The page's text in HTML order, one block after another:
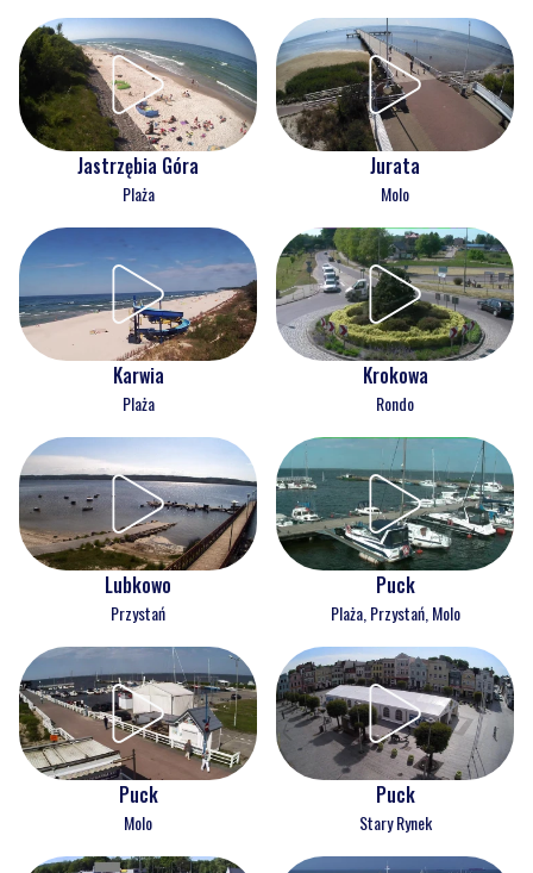
Jastrzębia Góra
Plaża
Jurata
Molo
Karwia
Plaża
Krokowa
Rondo
Lubkowo
Przystań
Puck
Plaża, Przystań, Molo
Puck
Molo
Puck
Stary Rynek